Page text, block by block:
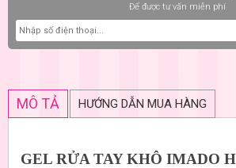
Để được tư vấn miễn phí
MÔ TẢ HƯỚNG DẪN MUA HÀNG
GEL RỬA TAY KHÔ IMADO